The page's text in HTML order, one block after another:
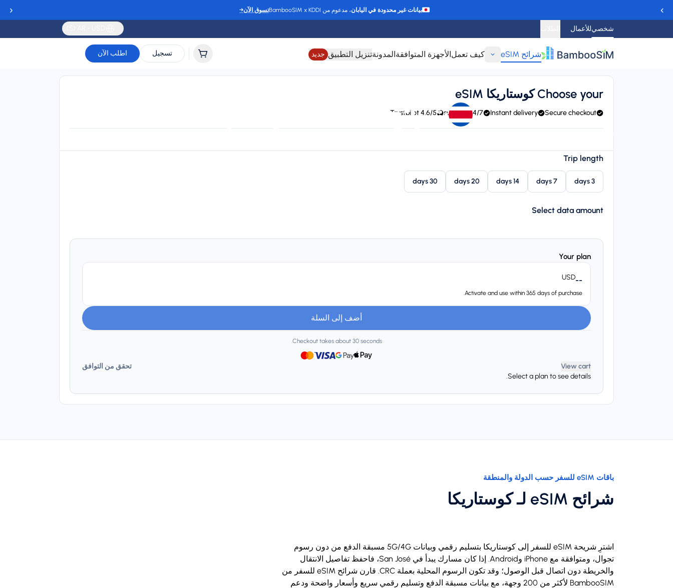
‹ بيانات غير محدودة في اليابان، مدعوم من BambooSIM x KDDI تسوق الآن→ ›
شخصيللأعمال
شرائح eSIM كيف تعملالأجهزة المتوافقةالمدونةتنزيل التطبيق جديد تسجيل اطلب الآن
شرائح eSIM لـ كوستاريكا
Choose your كوستاريكا eSIM
Secure checkout
Instant delivery
24/7 support
4.6/5 Trustpilot
Trip length
3 days
7 days
14 days
20 days
30 days
Select data amount
Your plan
--
USD
Activate and use within 365 days of purchase.
أضف إلى السلة
Checkout takes about 30 seconds.
View cart
تحقق من التوافق
Select a plan to see details.
باقات eSIM للسفر حسب الدولة والمنطقة
شرائح eSIM لـ كوستاريكا
اشترِ شريحة eSIM للسفر إلى كوستاريكا بتسليم رقمي وبيانات 5G/4G مسبقة الدفع من دون رسوم
تجوال، ومتوافقة مع iPhone وAndroid. إذا كان مسارك يبدأ في San José، فاحفظ تفاصيل الانتقال
والخريطة دون اتصال قبل الوصول؛ وقد تكون الرسوم المحلية بعملة CRC. قارن شرائح eSIM للسفر من
BambooSIM لأكثر من 200 وجهة، مع بيانات مسبقة الدفع وتسليم رقمي سريع وأسعار واضحة ودعم